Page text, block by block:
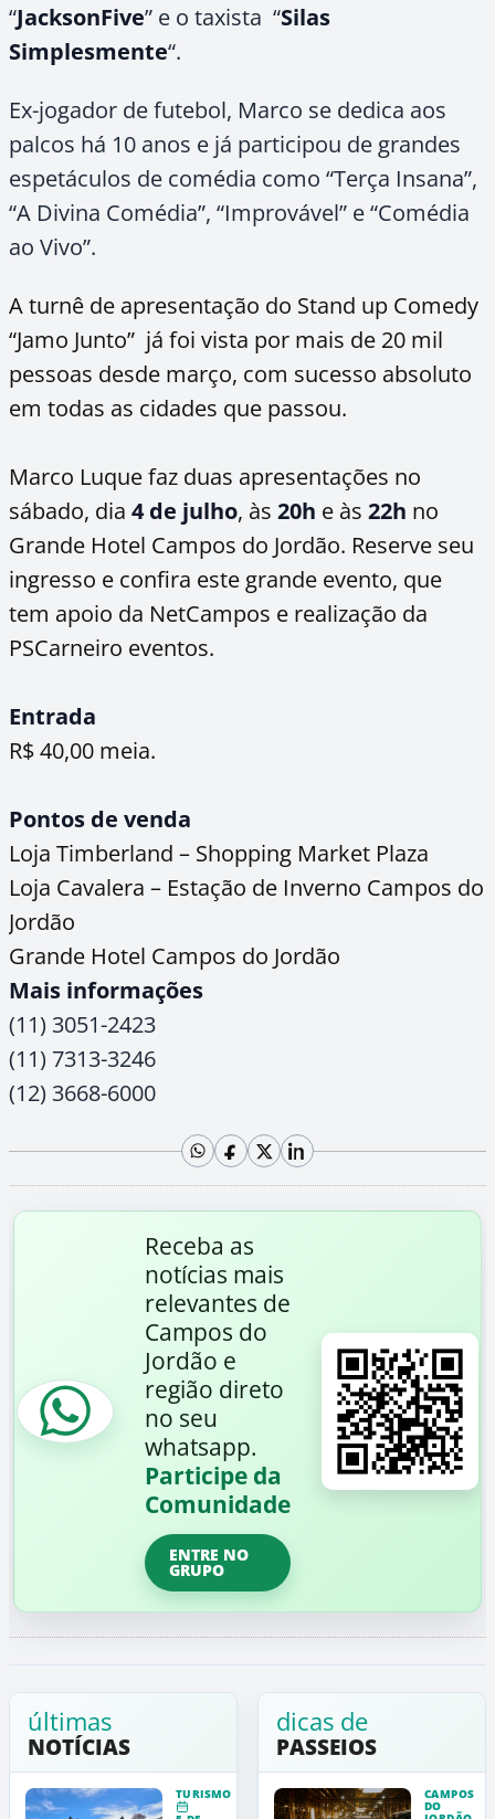
“JacksonFive” e o taxista “Silas
Simplesmente“.
Ex-jogador de futebol, Marco se dedica aos
palcos há 10 anos e já participou de grandes
espetáculos de comédia como “Terça Insana”,
“A Divina Comédia”, “Improvável” e “Comédia
ao Vivo”.
A turnê de apresentação do Stand up Comedy
“Jamo Junto” já foi vista por mais de 20 mil
pessoas desde março, com sucesso absoluto
em todas as cidades que passou.
Marco Luque faz duas apresentações no
sábado, dia 4 de julho, às 20h e às 22h no
Grande Hotel Campos do Jordão. Reserve seu
ingresso e confira este grande evento, que
tem apoio da NetCampos e realização da
PSCarneiro eventos.
Entrada
R$ 40,00 meia.
Pontos de venda
Loja Timberland – Shopping Market Plaza
Loja Cavalera – Estação de Inverno Campos do
Jordão
Grande Hotel Campos do Jordão
Mais informações
(11) 3051-2423
(11) 7313-3246
(12) 3668-6000
Receba as
notícias mais
relevantes de
Campos do
Jordão e
região direto
no seu
whatsapp.
Participe da
Comunidade
ENTRE NO
GRUPO
últimas
NOTÍCIAS
TURISMO
dicas de
PASSEIOS
CAMPOS
DO